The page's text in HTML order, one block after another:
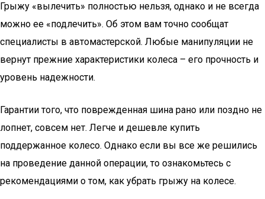
Грыжу «вылечить» полностью нельзя, однако и не всегда
можно ее «подлечить». Об этом вам точно сообщат
специалисты в автомастерской. Любые манипуляции не
вернут прежние характеристики колеса – его прочность и
уровень надежности.
Гарантии того, что поврежденная шина рано или поздно не
лопнет, совсем нет. Легче и дешевле купить
поддержанное колесо. Однако если вы все же решились
на проведение данной операции, то ознакомьтесь с
рекомендациями о том, как убрать грыжу на колесе.